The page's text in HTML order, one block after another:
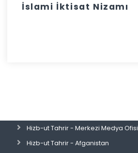
İslami İktisat Nizamı
Hizb-ut Tahrir - Merkezi Medya Ofisi
Hizb-ut Tahrir - Afganistan